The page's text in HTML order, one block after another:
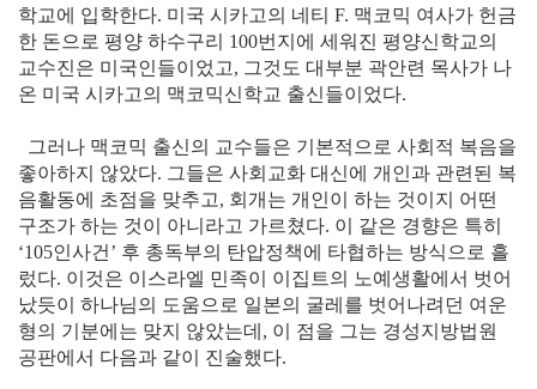
학교에 입학한다. 미국 시카고의 네티 F. 맥코믹 여사가 헌금
한 돈으로 평양 하수구리 100번지에 세워진 평양신학교의
교수진은 미국인들이었고, 그것도 대부분 곽안련 목사가 나
온 미국 시카고의 맥코믹신학교 출신들이었다.
그러나 맥코믹 출신의 교수들은 기본적으로 사회적 복음을
좋아하지 않았다. 그들은 사회교화 대신에 개인과 관련된 복
음활동에 초점을 맞추고, 회개는 개인이 하는 것이지 어떤
구조가 하는 것이 아니라고 가르쳤다. 이 같은 경향은 특히
‘105인사건’ 후 총독부의 탄압정책에 타협하는 방식으로 흘
렀다. 이것은 이스라엘 민족이 이집트의 노예생활에서 벗어
났듯이 하나님의 도움으로 일본의 굴레를 벗어나려던 여운
형의 기분에는 맞지 않았는데, 이 점을 그는 경성지방법원
공판에서 다음과 같이 진술했다.